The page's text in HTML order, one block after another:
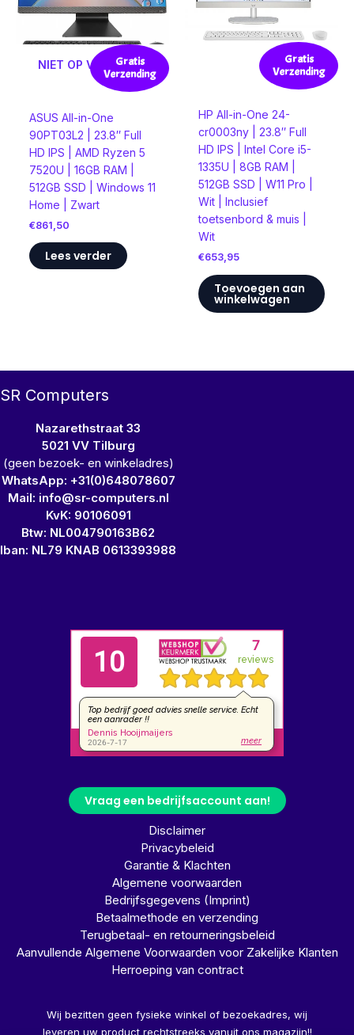
Gratis
Verzending
NIET OP VOORRAAD
ASUS All-in-One
90PT03L2 | 23.8″ Full
HD IPS | AMD Ryzen 5
7520U | 16GB RAM |
512GB SSD | Windows 11
Home | Zwart
€861,50
Lees verder
Gratis
Verzending
HP All-in-One 24-
cr0003ny | 23.8″ Full
HD IPS | Intel Core i5-
1335U | 8GB RAM |
512GB SSD | W11 Pro |
Wit | Inclusief
toetsenbord & muis |
Wit
€653,95
Toevoegen aan
winkelwagen
SR Computers
Nazarethstraat 33
5021 VV Tilburg
(geen bezoek- en winkeladres)
WhatsApp: +31(0)648078607
Mail: info@sr-computers.nl
KvK: 90106091
Btw: NL004790163B62
Iban: NL79 KNAB 0613393988
Vraag een bedrijfsaccount aan!
Disclaimer
Privacybeleid
Garantie & Klachten
Algemene voorwaarden
Bedrijfsgegevens (Imprint)
Betaalmethode en verzending
Terugbetaal- en retourneringsbeleid
Aanvullende Algemene Voorwaarden voor Zakelijke Klanten
Herroeping van contract
Wij bezitten geen fysieke winkel of bezoekadres, wij
leveren uw product rechtstreeks vanuit ons magazijn!!